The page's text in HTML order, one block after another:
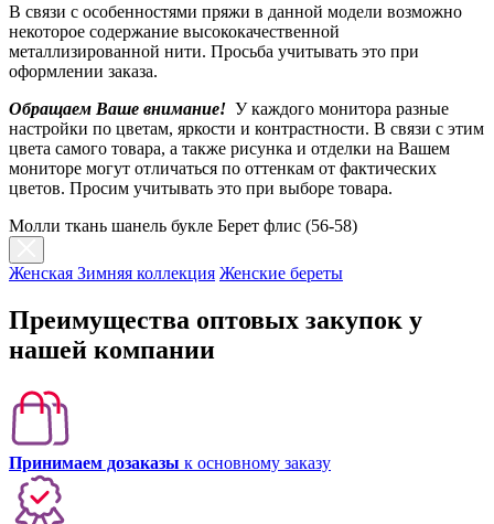
В связи с особенностями пряжи в данной модели возможно
некоторое содержание высококачественной
металлизированной нити. Просьба учитывать это при
оформлении заказа.
Обращаем Ваше внимание! У каждого монитора разные
настройки по цветам, яркости и контрастности. В связи с этим
цвета самого товара, а также рисунка и отделки на Вашем
мониторе могут отличаться по оттенкам от фактических
цветов. Просим учитывать это при выборе товара.
Молли ткань шанель букле Берет флис (56-58)
Женская Зимняя коллекция Женские береты
Преимущества оптовых закупок у
нашей компании
Принимаем дозаказы к основному заказу